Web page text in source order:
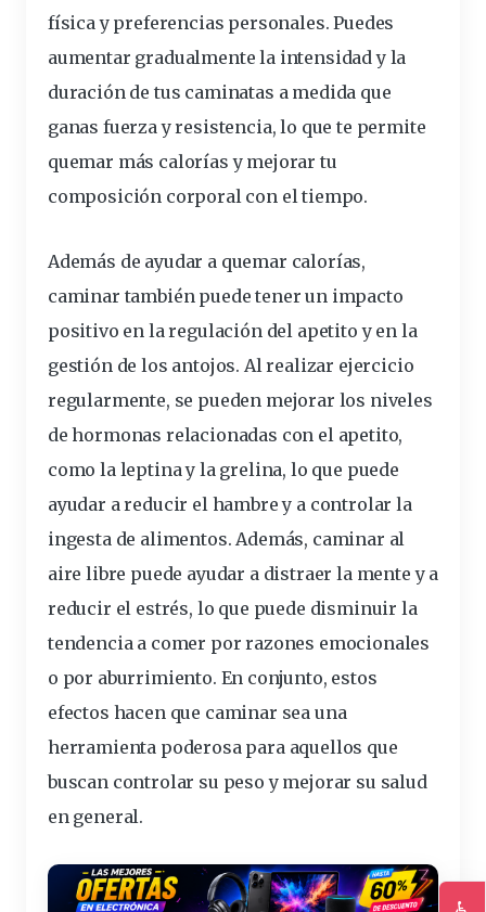
física y preferencias personales. Puedes
aumentar gradualmente la intensidad y la
duración de tus caminatas a medida que
ganas fuerza y resistencia, lo que te permite
quemar más calorías y mejorar tu
composición corporal con el tiempo.
Además de ayudar a quemar calorías,
caminar también puede tener un impacto
positivo en la regulación del apetito y en la
gestión de los antojos. Al realizar ejercicio
regularmente, se pueden mejorar los niveles
de hormonas relacionadas con el apetito,
como la leptina y la grelina, lo que puede
ayudar a reducir el hambre y a controlar la
ingesta de alimentos. Además, caminar al
aire libre puede ayudar a distraer la mente y a
reducir el estrés, lo que puede disminuir la
tendencia a comer por razones emocionales
o por aburrimiento. En conjunto, estos
efectos hacen que caminar sea una
herramienta poderosa para aquellos que
buscan controlar su peso y mejorar su salud
en general.